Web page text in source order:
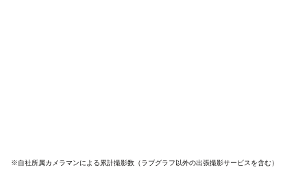
※自社所属カメラマンによる累計撮影数（ラブグラフ以外の出張撮影サービスを含む）